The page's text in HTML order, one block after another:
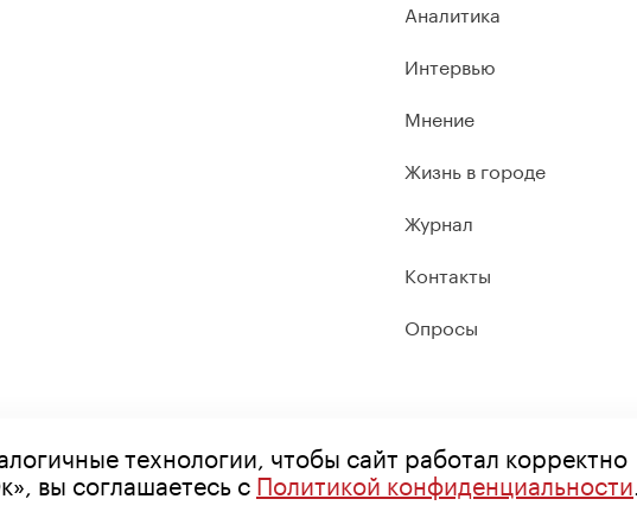
Аналитика
Интервью
Мнение
Жизнь в городе
Журнал
Контакты
Опросы
технологии, чтобы сайт работал корректно
вы соглашаетесь сПолитикой конфиденциальности